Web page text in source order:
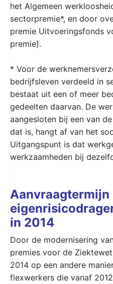
het Algemeen
sectorpremie*, en door
premie Uitvoeringsfonds
premie).
* Voor de
bedrijfsleven verdeeld in
bestaat uit een of meer
gedeelten daarvan. De
aangesloten bij een van
dat is, hangt af van het
Uitgangspunt is dat
werkzaamheden bij
Aanvraagtermijn
in 2014
Door de modernisering
premies voor de
2014 op een andere
flexwerkers die vanaf